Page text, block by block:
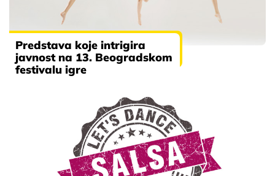
Predstava koje intrigira
javnost na 13. Beogradskom
festivalu igre